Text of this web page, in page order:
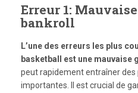
Erreur 1:
bankroll
L’une des erreurs les plus
basketball est une mauvaise
peut rapidement entraîner des
importantes. Il est crucial de